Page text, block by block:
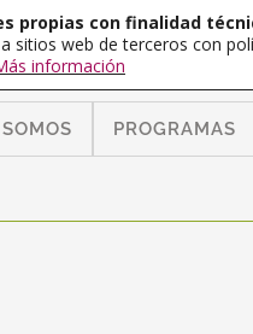
SOMOS PROGRAMAS
propias con finalidad
sitios web de terceros con
información